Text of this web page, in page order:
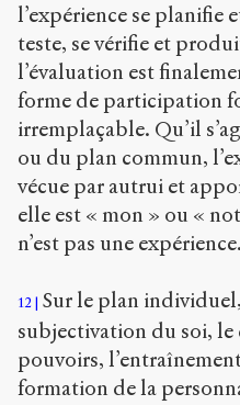
l’expérience se planifie
teste, se vérifie et
l’évaluation est
forme de participation
irremplaçable. Qu’il
ou du plan commun,
vécue par autrui et
elle est « mon » ou «
n’est pas une expérience.
12 Sur le plan
subjectivation du soi, le
pouvoirs,
formation de la